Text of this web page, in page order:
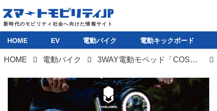
EV
HOME EV 電動バイク 電動キックボード
HOME 電動バイク 3WAY電動モペッド「COSWHEEL MIRAIシリーズ」にペダルレスの電動バイク版が登場